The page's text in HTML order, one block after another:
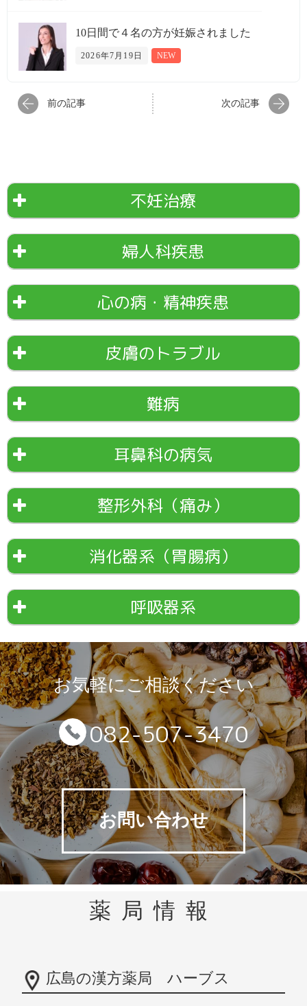
10日間で４名の方が妊娠されました
2026年7月19日 NEW
前の記事 次の記事
不妊治療
婦人科疾患
心の病・精神疾患
皮膚のトラブル
難病
耳鼻科の病気
整形外科（痛み）
消化器系（胃腸病）
呼吸器系
お気軽にご相談ください
082-507-3470
お問い合わせ
薬局情報
広島の漢方薬局 ハーブス